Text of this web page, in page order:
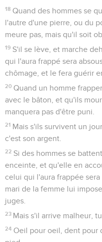
18 Quand des hommes se
l'autre d'une pierre, ou du
meure pas, mais qu'il soit
19 S'il se lève, et marche
qui l'aura frappé sera
chômage, et le fera guérir
20 Quand un homme
avec le bâton, et qu'ils
manquera pas d'être puni.
21 Mais s'ils survivent un
c'est son argent.
22 Si des hommes se
enceinte, et qu'elle en
celui qui l'aura frappée
mari de la femme lui
juges.
23 Mais s'il arrive malheur,
24 Oeil pour oeil, dent pour